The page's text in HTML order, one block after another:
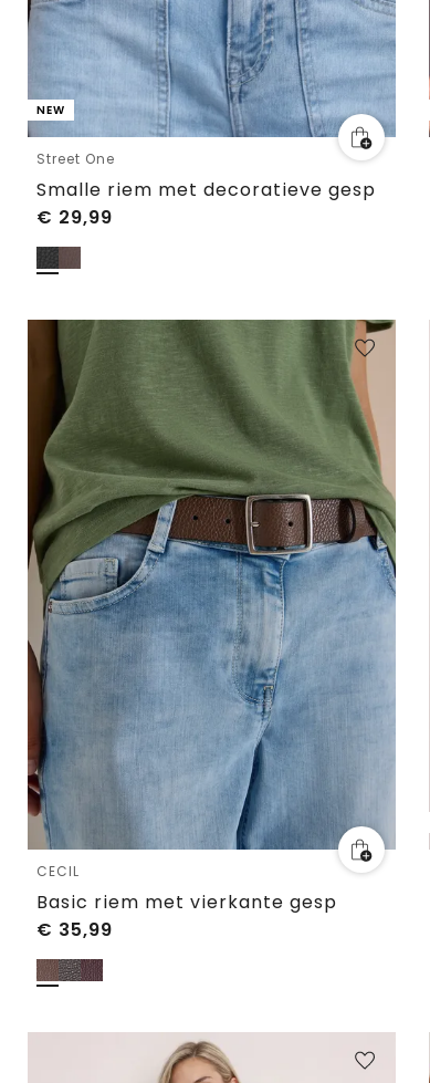
NEW
Street One
Smalle riem met decoratieve gesp
€ 29,99
CECIL
Basic riem met vierkante gesp
€ 35,99